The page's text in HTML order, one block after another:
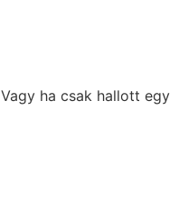
ha csak hallott egy